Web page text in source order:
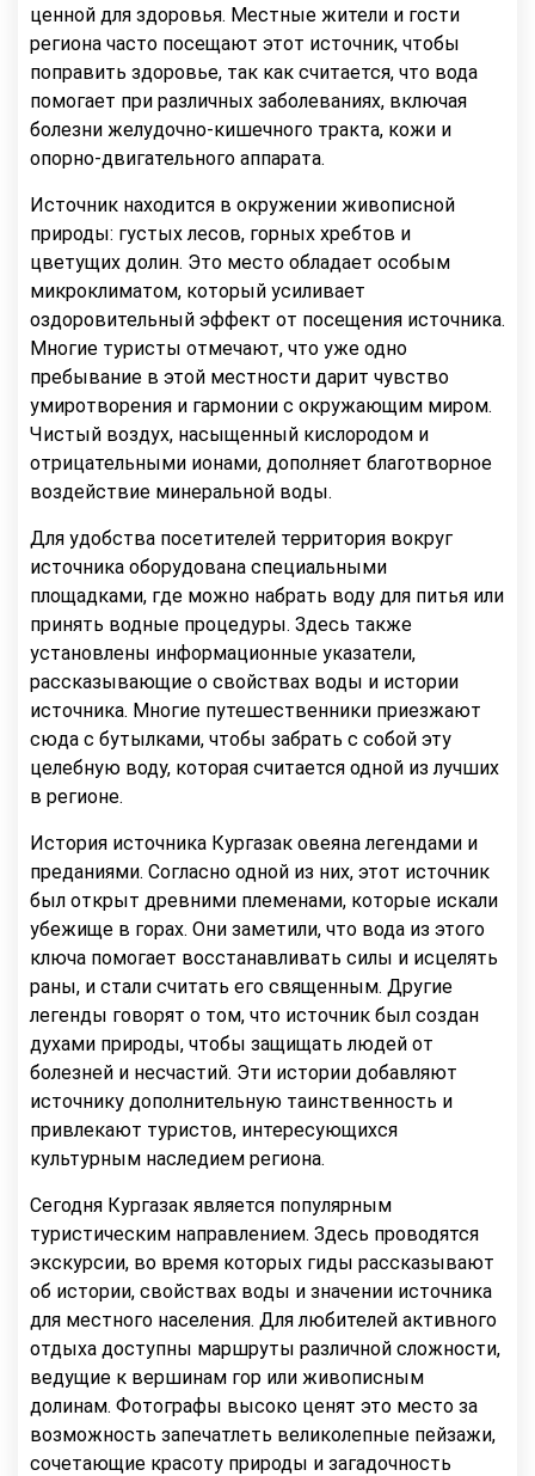
ценной для здоровья. Местные жители и гости
региона часто посещают этот источник, чтобы
поправить здоровье, так как считается, что вода
помогает при различных заболеваниях, включая
болезни желудочно-кишечного тракта, кожи и
опорно-двигательного аппарата.
Источник находится в окружении живописной
природы: густых лесов, горных хребтов и
цветущих долин. Это место обладает особым
микроклиматом, который усиливает
оздоровительный эффект от посещения источника.
Многие туристы отмечают, что уже одно
пребывание в этой местности дарит чувство
умиротворения и гармонии с окружающим миром.
Чистый воздух, насыщенный кислородом и
отрицательными ионами, дополняет благотворное
воздействие минеральной воды.
Для удобства посетителей территория вокруг
источника оборудована специальными
площадками, где можно набрать воду для питья или
принять водные процедуры. Здесь также
установлены информационные указатели,
рассказывающие о свойствах воды и истории
источника. Многие путешественники приезжают
сюда с бутылками, чтобы забрать с собой эту
целебную воду, которая считается одной из лучших
в регионе.
История источника Кургазак овеяна легендами и
преданиями. Согласно одной из них, этот источник
был открыт древними племенами, которые искали
убежище в горах. Они заметили, что вода из этого
ключа помогает восстанавливать силы и исцелять
раны, и стали считать его священным. Другие
легенды говорят о том, что источник был создан
духами природы, чтобы защищать людей от
болезней и несчастий. Эти истории добавляют
источнику дополнительную таинственность и
привлекают туристов, интересующихся
культурным наследием региона.
Сегодня Кургазак является популярным
туристическим направлением. Здесь проводятся
экскурсии, во время которых гиды рассказывают
об истории, свойствах воды и значении источника
для местного населения. Для любителей активного
отдыха доступны маршруты различной сложности,
ведущие к вершинам гор или живописным
долинам. Фотографы высоко ценят это место за
возможность запечатлеть великолепные пейзажи,
сочетающие красоту природы и загадочность